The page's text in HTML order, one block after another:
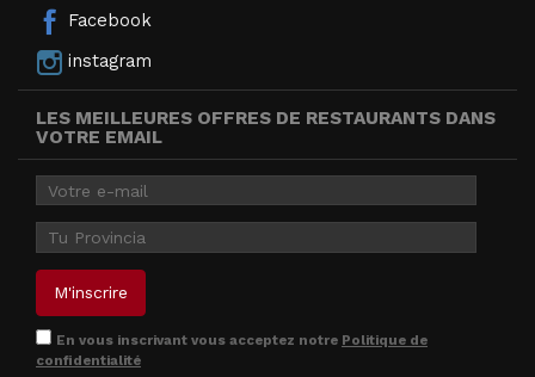
Facebook
instagram
LES MEILLEURES OFFRES DE RESTAURANTS DANS
VOTRE EMAIL
En vous inscrivant vous acceptez notre Politique de
confidentialité